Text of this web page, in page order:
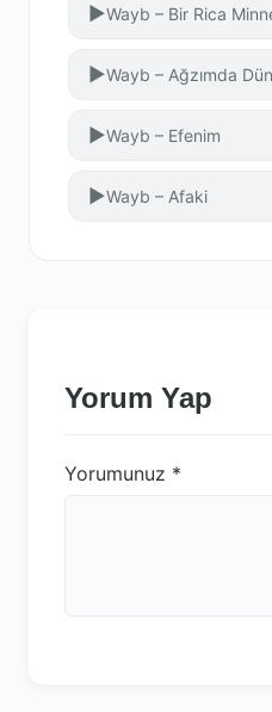
▶Wayb – Bir Rica
▶Wayb – Ağzımda
▶Wayb – Efenim
▶Wayb – Afaki
Yorum Yap
Yorumunuz *